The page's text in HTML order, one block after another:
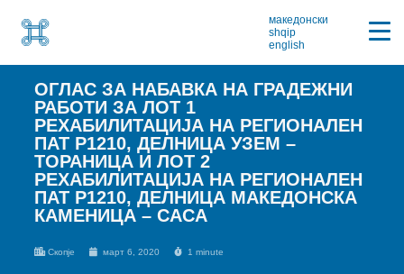
македонски
shqip
english
ОГЛАС ЗА НАБАВКА НА ГРАДЕЖНИ
РАБОТИ ЗА ЛОТ 1
РЕХАБИЛИТАЦИЈА НА РЕГИОНАЛЕН
ПАТ Р1210, ДЕЛНИЦА УЗЕМ –
ТОРАНИЦА И ЛОТ 2
РЕХАБИЛИТАЦИЈА НА РЕГИОНАЛЕН
ПАТ Р1210, ДЕЛНИЦА МАКЕДОНСКА
КАМЕНИЦА – САСА
Скопје март 6, 2020 1 minute